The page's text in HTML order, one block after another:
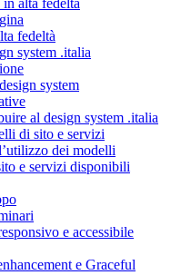
fedeltà
system .italia
system
al design system .italia
di sito e servizi
dei modelli
e servizi disponibili
e accessibile
e Graceful